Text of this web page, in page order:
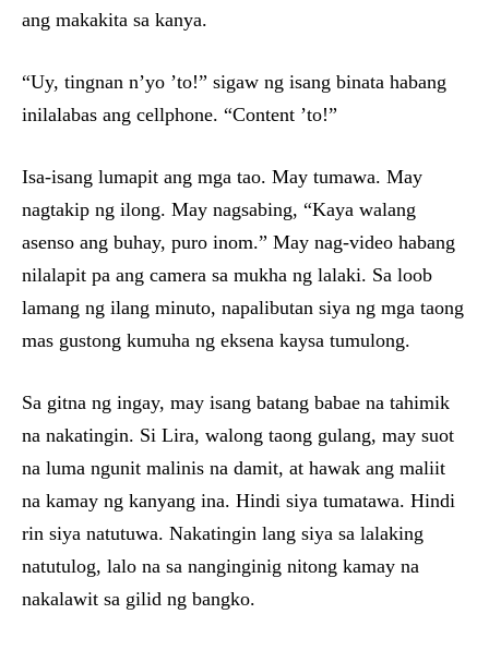
ang makakita sa kanya.
“Uy, tingnan n’yo ’to!” sigaw ng isang binata habang
inilalabas ang cellphone. “Content ’to!”
Isa-isang lumapit ang mga tao. May tumawa. May
nagtakip ng ilong. May nagsabing, “Kaya walang
asenso ang buhay, puro inom.” May nag-video habang
nilalapit pa ang camera sa mukha ng lalaki. Sa loob
lamang ng ilang minuto, napalibutan siya ng mga taong
mas gustong kumuha ng eksena kaysa tumulong.
Sa gitna ng ingay, may isang batang babae na tahimik
na nakatingin. Si Lira, walong taong gulang, may suot
na luma ngunit malinis na damit, at hawak ang maliit
na kamay ng kanyang ina. Hindi siya tumatawa. Hindi
rin siya natutuwa. Nakatingin lang siya sa lalaking
natutulog, lalo na sa nanginginig nitong kamay na
nakalawit sa gilid ng bangko.